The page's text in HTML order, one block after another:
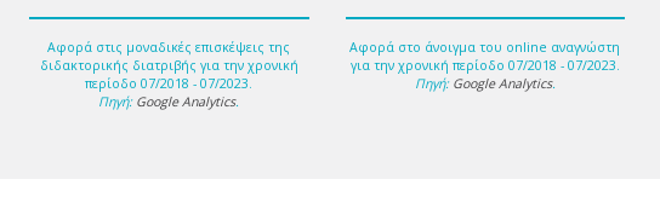
Αφορά στις μοναδικές επισκέψεις της
διδακτορικής διατριβής για την χρονική
περίοδο 07/2018 - 07/2023.
Πηγή: Google Analytics.
Αφορά στο άνοιγμα του online αναγνώστη
για την χρονική περίοδο 07/2018 - 07/2023.
Πηγή: Google Analytics.